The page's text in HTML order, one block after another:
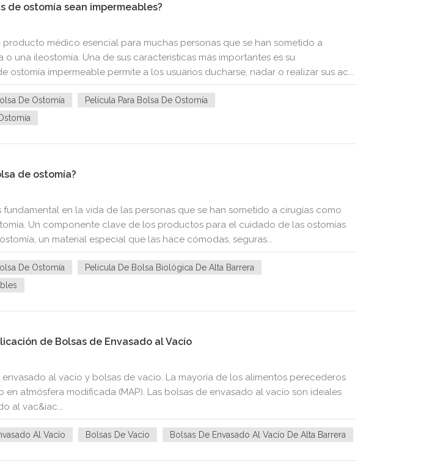
de ostomía sean impermeables?
producto médico esencial para muchas personas que se han sometido a
una ileostomía. Una de sus características más importantes es su
ostomía impermeable permite a los usuarios ducharse, nadar o realizar sus ac...
De Ostomía
Película Para Bolsa De Ostomía
de ostomía?
en la vida de las personas que se han sometido a cirugías como
Un componente clave de los productos para el cuidado de las ostomías
un material especial que las hace cómodas, seguras...
De Ostomía
Película De Bolsa Biológica De Alta Barrera
de Bolsas de Envasado al Vacío
al vacío y bolsas de vacío. La mayoría de los alimentos perecederos
en atmósfera modificada (MAP). Las bolsas de envasado al vacío son ideales
al vac&iac...
Al Vacío Bolsas De Vacío Bolsas De Envasado Al Vacío De Alta Barrera